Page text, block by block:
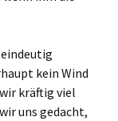
kein Wind
kräftig viel
uns gedacht,